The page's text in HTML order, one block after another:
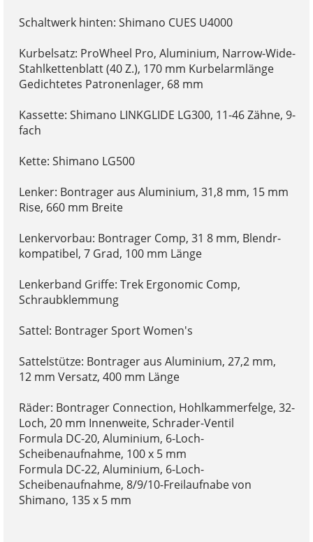
Schaltwerk hinten: Shimano CUES U4000
Kurbelsatz: ProWheel Pro, Aluminium, Narrow-Wide-
Stahlkettenblatt (40 Z.), 170 mm Kurbelarmlänge
Gedichtetes Patronenlager, 68 mm
Kassette: Shimano LINKGLIDE LG300, 11-46 Zähne, 9-
fach
Kette: Shimano LG500
Lenker: Bontrager aus Aluminium, 31,8 mm, 15 mm
Rise, 660 mm Breite
Lenkervorbau: Bontrager Comp, 31 8 mm, Blendr-
kompatibel, 7 Grad, 100 mm Länge
Lenkerband Griffe: Trek Ergonomic Comp,
Schraubklemmung
Sattel: Bontrager Sport Women's
Sattelstütze: Bontrager aus Aluminium, 27,2 mm,
12 mm Versatz, 400 mm Länge
Räder: Bontrager Connection, Hohlkammerfelge, 32-
Loch, 20 mm Innenweite, Schrader-Ventil
Formula DC-20, Aluminium, 6-Loch-
Scheibenaufnahme, 100 x 5 mm
Formula DC-22, Aluminium, 6-Loch-
Scheibenaufnahme, 8/9/10-Freilaufnabe von
Shimano, 135 x 5 mm